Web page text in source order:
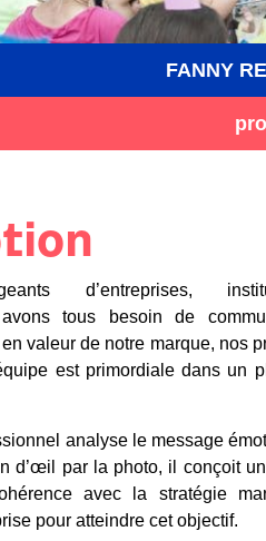
FANNY
d’entreprises,
tous besoin de
valeur de notre marque, nos
est primordiale dans un
analyse le message
d’œil par la photo, il conçoit
avec la stratégie
pour atteindre cet objectif.